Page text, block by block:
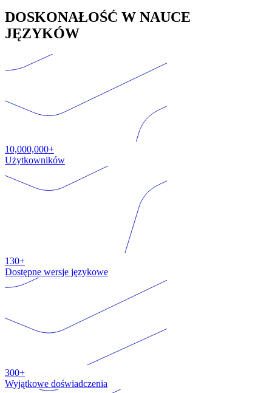
DOSKONAŁOŚĆ W NAUCE
JĘZYKÓW
10,000,000+
Użytkowników
130+
Dostępne wersje językowe
300+
Wyjątkowe doświadczenia